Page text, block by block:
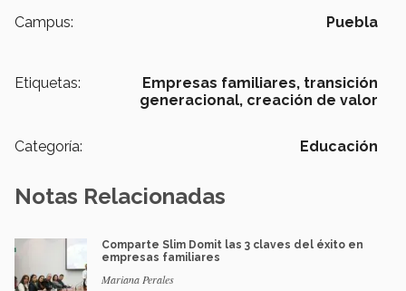
Campus:
Puebla
Etiquetas: Empresas familiares, transición
generacional, creación de valor
Categoría: Educación
Notas Relacionadas
Comparte Slim Domit las 3 claves del éxito en
empresas familiares
Mariana Perales